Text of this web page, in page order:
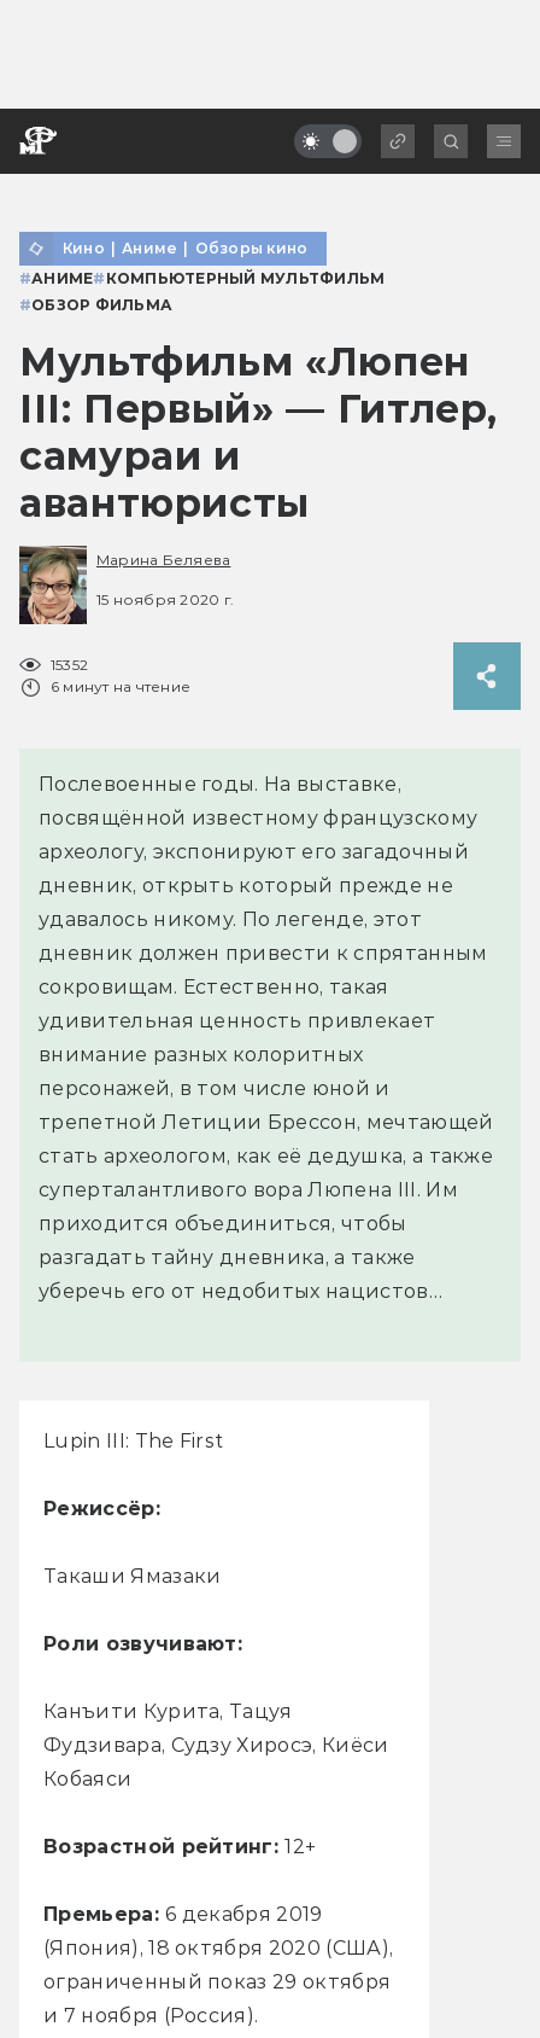
Кино | Аниме | Обзоры кино
#АНИМЕ# КОМПЬЮТЕРНЫЙ МУЛЬТФИЛЬМ
#ОБЗОР ФИЛЬМА
Мультфильм «Люпен
III: Первый» — Гитлер,
самураи и
авантюристы
Марина Беляева
15 ноября 2020 г.
15352
6 минут на чтение
Послевоенные годы. На выставке,
посвящённой известному французскому
археологу, экспонируют его загадочный
дневник, открыть который прежде не
удавалось никому. По легенде, этот
дневник должен привести к спрятанным
сокровищам. Естественно, такая
удивительная ценность привлекает
внимание разных колоритных
персонажей, в том числе юной и
трепетной Летиции Брессон, мечтающей
стать археологом, как её дедушка, а также
суперталантливого вора Люпена III. Им
приходится объединиться, чтобы
разгадать тайну дневника, а также
уберечь его от недобитых нацистов…
Lupin III: The First
Режиссёр:
Такаши Ямазаки
Роли озвучивают:
Канъити Курита, Тацуя
Фудзивара, Судзу Хиросэ, Киёси
Кобаяси
Возрастной рейтинг:12+
Премьера:6 декабря 2019
(Япония), 18 октября 2020 (США),
ограниченный показ 29 октября
и 7 ноября (Россия).